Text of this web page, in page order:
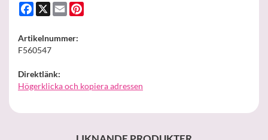
Facebook
X Email
Artikelnummer:
F560547
Direktlänk:
Högerklicka och kopiera adressen